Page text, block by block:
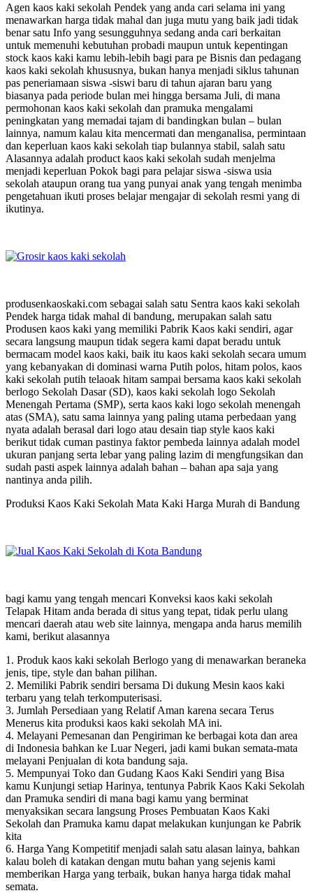
Agen kaos kaki sekolah Pendek yang anda cari selama ini yang
menawarkan harga tidak mahal dan juga mutu yang baik jadi tidak
benar satu Info yang sesungguhnya sedang anda cari berkaitan
untuk memenuhi kebutuhan probadi maupun untuk kepentingan
stock kaos kaki kamu lebih-lebih bagi para pe Bisnis dan pedagang
kaos kaki sekolah khususnya, bukan hanya menjadi siklus tahunan
pas peneriamaan siswa -siswi baru di tahun ajaran baru yang
biasanya pada periode bulan mei hingga bersama Juli, di mana
permohonan kaos kaki sekolah dan pramuka mengalami
peningkatan yang memadai tajam di bandingkan bulan – bulan
lainnya, namum kalau kita mencermati dan menganalisa, permintaan
dan keperluan kaos kaki sekolah tiap bulannya stabil, salah satu
Alasannya adalah product kaos kaki sekolah sudah menjelma
menjadi keperluan Pokok bagi para pelajar siswa -siswa usia
sekolah ataupun orang tua yang punyai anak yang tengah menimba
pengetahuan ikuti proses belajar mengajar di sekolah resmi yang di
ikutinya.
produsenkaoskaki.com sebagai salah satu Sentra kaos kaki sekolah
Pendek harga tidak mahal di bandung, merupakan salah satu
Produsen kaos kaki yang memiliki Pabrik Kaos kaki sendiri, agar
secara langsung maupun tidak segera kami dapat beradu untuk
bermacam model kaos kaki, baik itu kaos kaki sekolah secara umum
yang kebanyakan di dominasi warna Putih polos, hitam polos, kaos
kaki sekolah putih telaoak hitam sampai bersama kaos kaki sekolah
berlogo Sekolah Dasar (SD), kaos kaki sekolah logo Sekolah
Menengah Pertama (SMP), serta kaos kaki logo sekolah menengah
atas (SMA), satu sama lainnya yang paling utama perbedaan yang
nyata adalah berasal dari logo atau desain tiap style kaos kaki
berikut tidak cuman pastinya faktor pembeda lainnya adalah model
ukuran panjang serta lebar yang paling lazim di mengfungsikan dan
sudah pasti aspek lainnya adalah bahan – bahan apa saja yang
nantinya anda pilih.
Produksi Kaos Kaki Sekolah Mata Kaki Harga Murah di Bandung
bagi kamu yang tengah mencari Konveksi kaos kaki sekolah
Telapak Hitam anda berada di situs yang tepat, tidak perlu ulang
mencari daerah atau web site lainnya, mengapa anda harus memilih
kami, berikut alasannya
1. Produk kaos kaki sekolah Berlogo yang di menawarkan beraneka
jenis, tipe, style dan bahan pilihan.
2. Memiliki Pabrik sendiri bersama Di dukung Mesin kaos kaki
terbaru yang telah terkomputerisasi.
3. Jumlah Persediaan yang Relatif Aman karena secara Terus
Menerus kita produksi kaos kaki sekolah MA ini.
4. Melayani Pemesanan dan Pengiriman ke berbagai kota dan area
di Indonesia bahkan ke Luar Negeri, jadi kami bukan semata-mata
melayani Penjualan di kota bandung saja.
5. Mempunyai Toko dan Gudang Kaos Kaki Sendiri yang Bisa
kamu Kunjungi setiap Harinya, tentunya Pabrik Kaos Kaki Sekolah
dan Pramuka sendiri di mana bagi kamu yang berminat
menyaksikan secara langsung Proses Pembuatan Kaos Kaki
Sekolah dan Pramuka kamu dapat melakukan kunjungan ke Pabrik
kita
6. Harga Yang Kompetitif menjadi salah satu alasan lainya, bahkan
kalau boleh di katakan dengan mutu bahan yang sejenis kami
memberikan Harga yang terbaik, bukan hanya harga tidak mahal
semata.